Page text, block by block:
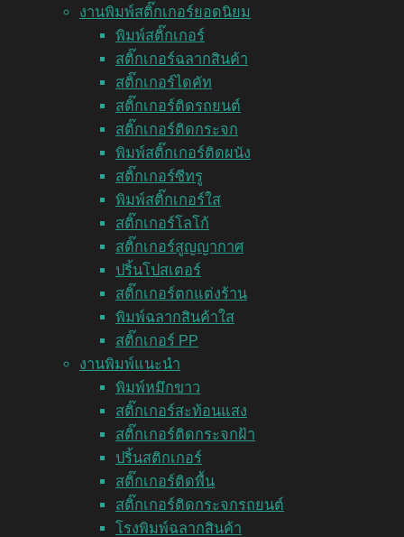
งานพิมพ์สติ๊กเกอร์ยอดนิยม
พิมพ์สติ๊กเกอร์
สติ๊กเกอร์ฉลากสินค้า
สติ๊กเกอร์ไดคัท
สติ๊กเกอร์ติดรถยนต์
สติ๊กเกอร์ติดกระจก
พิมพ์สติ๊กเกอร์ติดผนัง
สติ๊กเกอร์ซีทรู
พิมพ์สติ๊กเกอร์ใส
สติ๊กเกอร์โลโก้
สติ๊กเกอร์สูญญากาศ
ปริ้นโปสเตอร์
สติ๊กเกอร์ตกแต่งร้าน
พิมพ์ฉลากสินค้าใส
สติ๊กเกอร์ PP
งานพิมพ์แนะนำ
พิมพ์หมึกขาว
สติ๊กเกอร์สะท้อนแสง
สติ๊กเกอร์ติดกระจกฝ้า
ปริ้นสติกเกอร์
สติ๊กเกอร์ติดพื้น
สติ๊กเกอร์ติดกระจกรถยนต์
โรงพิมพ์ฉลากสินค้า